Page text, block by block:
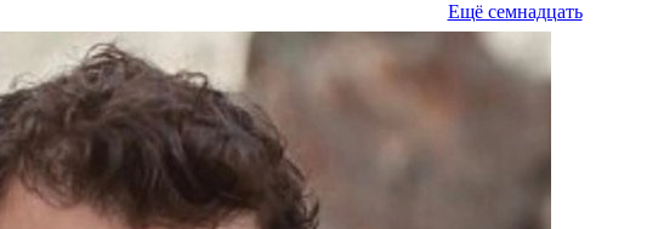
Ещё семнадцать